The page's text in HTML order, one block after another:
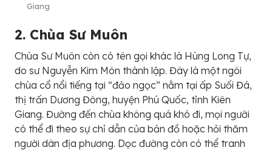
Giang
2. Chùa Sư Muôn
Chùa Sư Muôn còn có tên gọi khác là Hùng Long Tự,
do sư Nguyễn Kim Môn thành lập. Đây là một ngôi
chùa cổ nổi tiếng tại “đảo ngọc” nằm tại ấp Suối Đá,
thị trấn Dương Đông, huyện Phú Quốc, tỉnh Kiên
Giang. Đường đến chùa không quá khó đi, mọi người
có thể đi theo sự chỉ dẫn của bản đồ hoặc hỏi thăm
người dân địa phương. Dọc đường còn có thể tranh